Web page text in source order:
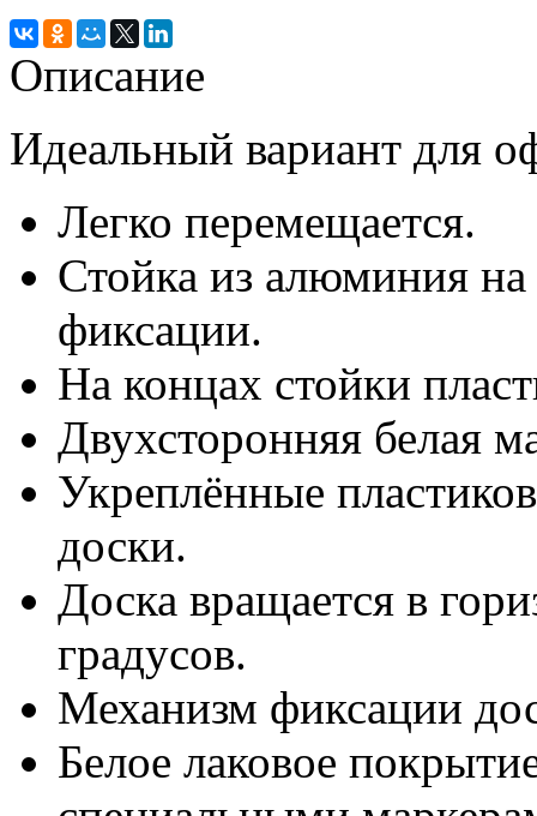
Описание
Идеальный вариант для
Легко перемещается.
Стойка из алюминия
фиксации.
На концах стойки
Двухсторонняя белая
Укреплённые
доски.
Доска вращается в
градусов.
Механизм фиксации
Белое лаковое